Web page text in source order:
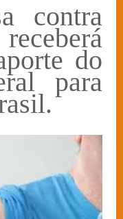
contra
do
para